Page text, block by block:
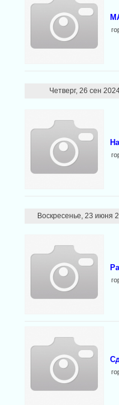
Четверг, 26 сен
Воскресенье, 23 июня